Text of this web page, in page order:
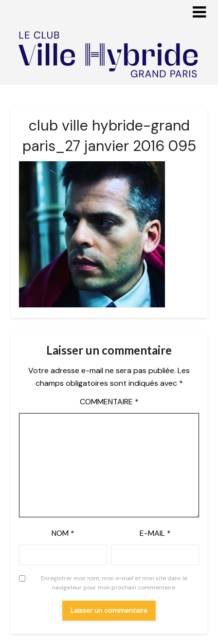
club ville hybride-grand
paris_27 janvier 2016 095
Laisser un commentaire
Votre adresse e-mail ne sera pas publiée. Les
champs obligatoires sont indiqués avec *
COMMENTAIRE *
NOM * E-MAIL *
Enregistrer mon nom, mon e-mail et mon site dans le
navigateur pour mon prochain commentaire.